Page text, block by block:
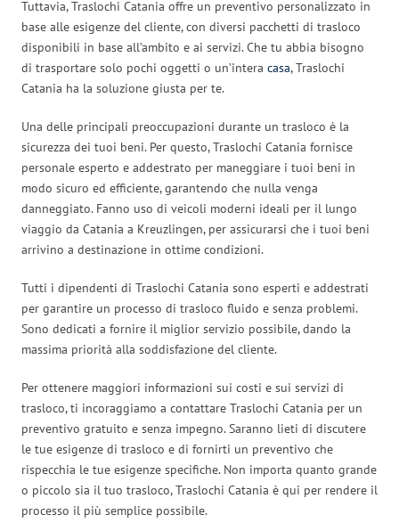
Tuttavia, Traslochi Catania offre un preventivo personalizzato in
base alle esigenze del cliente, con diversi pacchetti di trasloco
disponibili in base all’ambito e ai servizi. Che tu abbia bisogno
di trasportare solo pochi oggetti o un’intera casa, Traslochi
Catania ha la soluzione giusta per te.
Una delle principali preoccupazioni durante un trasloco è la
sicurezza dei tuoi beni. Per questo, Traslochi Catania fornisce
personale esperto e addestrato per maneggiare i tuoi beni in
modo sicuro ed efficiente, garantendo che nulla venga
danneggiato. Fanno uso di veicoli moderni ideali per il lungo
viaggio da Catania a Kreuzlingen, per assicurarsi che i tuoi beni
arrivino a destinazione in ottime condizioni.
Tutti i dipendenti di Traslochi Catania sono esperti e addestrati
per garantire un processo di trasloco fluido e senza problemi.
Sono dedicati a fornire il miglior servizio possibile, dando la
massima priorità alla soddisfazione del cliente.
Per ottenere maggiori informazioni sui costi e sui servizi di
trasloco, ti incoraggiamo a contattare Traslochi Catania per un
preventivo gratuito e senza impegno. Saranno lieti di discutere
le tue esigenze di trasloco e di fornirti un preventivo che
rispecchia le tue esigenze specifiche. Non importa quanto grande
o piccolo sia il tuo trasloco, Traslochi Catania è qui per rendere il
processo il più semplice possibile.